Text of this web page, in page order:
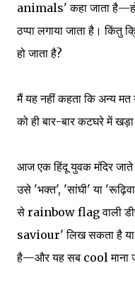
animals' कहा जाता
ठप्पा लगाया जाता है। किंतु
हो जाता है?
मैं यह नहीं कहता कि अन्य मत
को ही बार-बार कटघरे में
आज एक हिंदू युवक मंदिर
उसे 'भक्त', 'सांघी' या
से rainbow flag वाली
saviour' लिख सकता है या
है—और यह सब cool माना